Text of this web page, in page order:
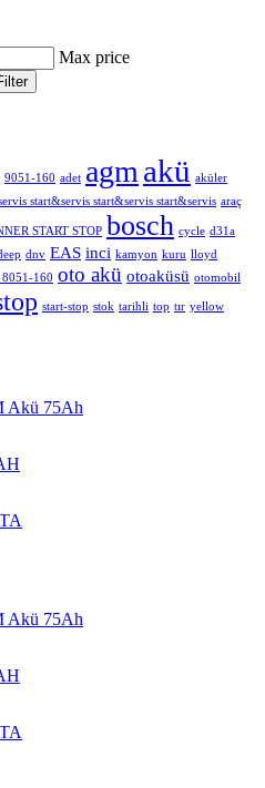
Max price
9051-160 adet agm akü aküler
start&servis start&servis start&servis araç
START STOP bosch cycle d31a
dnv EAS inci kamyon kuru lloyd
160 oto akü otoaküsü otomobil
start-stop stok tarihli top tır yellow
Akü 75Ah
Akü 75Ah